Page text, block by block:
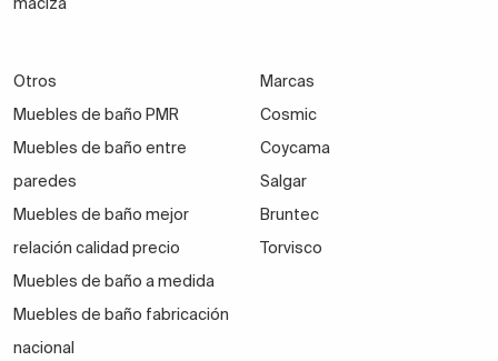
maciza
Otros
Muebles de baño PMR
Muebles de baño entre
paredes
Muebles de baño mejor
relación calidad precio
Muebles de baño a medida
Muebles de baño fabricación
nacional
Marcas
Cosmic
Coycama
Salgar
Bruntec
Torvisco